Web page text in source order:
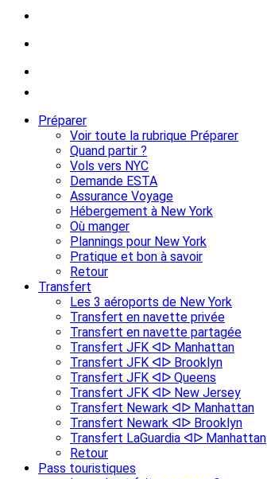
Préparer
Voir toute la rubrique Préparer
Quand partir ?
Vols vers NYC
Demande ESTA
Assurance Voyage
Hébergement à New York
Où manger
Plannings pour New York
Pratique et bon à savoir
Retour
Transfert
Les 3 aéroports de New York
Transfert en navette privée
Transfert en navette partagée
Transfert JFK ᐊᐅ Manhattan
Transfert JFK ᐊᐅ Brooklyn
Transfert JFK ᐊᐅ Queens
Transfert JFK ᐊᐅ New Jersey
Transfert Newark ᐊᐅ Manhattan
Transfert Newark ᐊᐅ Brooklyn
Transfert LaGuardia ᐊᐅ Manhattan
Retour
Pass touristiques